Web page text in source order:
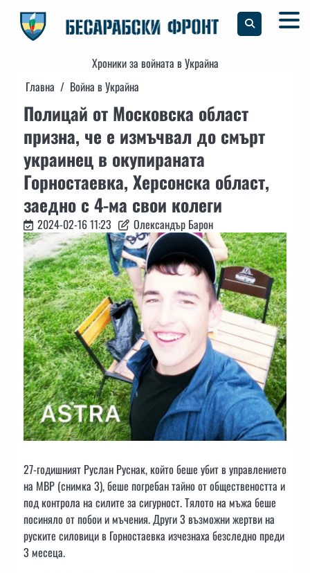
content
Хроники за войната в Украйна
Главна
Война в Украйна
Полицай от Московска област
призна, че е измъчвал до смърт
украинец в окупираната
Горностаевка, Херсонска област,
заедно с 4-ма свои колеги
2024-02-16 11:23 Олександър Барон
27-годишният Руслан Руснак, който беше убит в управлението
на МВР (снимка 3), беше погребан тайно от обществеността и
под контрола на силите за сигурност. Тялото на мъжа беше
посиняло от побои и мъчения. Други 3 възможни жертви на
руските силовици в Горностаевка изчезнаха безследно преди
3 месеца.